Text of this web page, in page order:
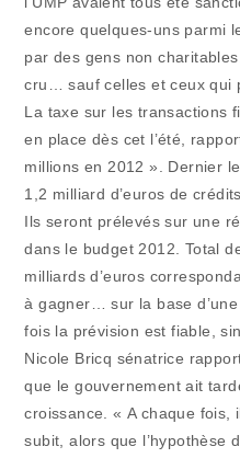
encore quelques-uns parmi
par des gens non
cru… sauf celles et ceux qui
La taxe sur les transactions
en place dès cet l’été,
millions en 2012 ». Dernier
1,2 milliard d’euros de
Ils seront prélevés sur une
dans le budget 2012. Total
milliards d’euros
à gagner… sur la base
fois la prévision est fiable,
Nicole Bricq sénatrice
que le gouvernement ait
croissance. « A chaque fois,
subit, alors que l’hypothèse